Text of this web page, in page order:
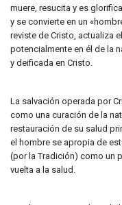
muere, resucita y es
y se convierte en un
reviste de Cristo, actualiza
potencialmente en él de la
y deificada en Cristo.
La salvación operada por
como una curación de la
restauración de su salud
el hombre se apropia de
(por la Tradición) como un
vuelta a la salud.